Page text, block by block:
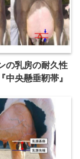
の乳房の耐久性
中央懸垂靭帯』